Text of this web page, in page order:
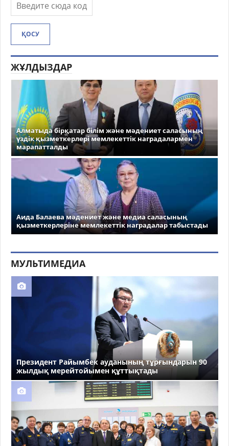
ҚОСУ
ЖҰЛДЫЗДАР
Алматыда бірқатар білім және мәдениет саласының
үздік қызметкерлері мемлекеттік наградалармен
марапатталды
Аида Балаева мәдениет және медиа саласының
қызметкерлеріне мемлекеттік наградалар табыстады
МУЛЬТИМЕДИА
Президент Райымбек ауданының тұрғындарын 90
жылдық мерейтойымен құттықтады